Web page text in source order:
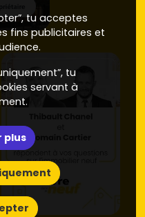
tu acceptes
fins publicitaires et
tu
servant à
plus